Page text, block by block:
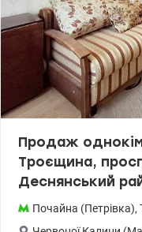
Продаж
Троєщина,
Деснянський
Почайна (Петрівка),